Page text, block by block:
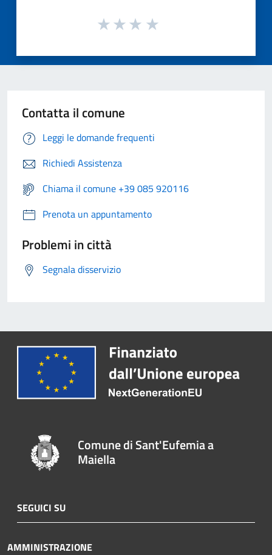
Contatta il comune
Leggi le domande frequenti
Richiedi Assistenza
Chiama il comune +39 085 920116
Prenota un appuntamento
Problemi in città
Segnala disservizio
Comune di Sant'Eufemia a
Maiella
SEGUICI SU
AMMINISTRAZIONE